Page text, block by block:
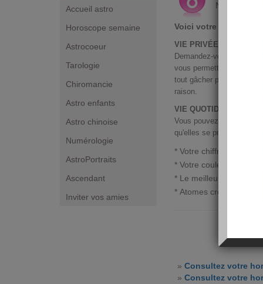
Accueil astro
Horoscope semaine
Astrocoeur
Tarologie
Chiromancie
Astro enfants
Astro chinoise
Numérologie
AstroPortraits
Ascendant
Inviter vos amies
Né entre le
Voici votre horoscope
VIE PRIVÉE :
Demandez-vous quels
vous permettra de vous
tout gâcher par des
raison.
VIE QUOTIDIENNE :
Vous pouvez passer une
qu'elles se présentent
* Votre chiffre porte-
* Votre couleur du jour
* Le meilleur moment
* Atomes crochus :
» Consultez votre
» Consultez votre